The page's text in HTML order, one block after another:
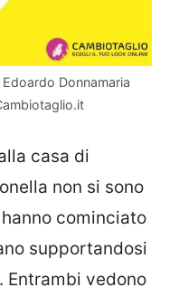
Donnamaria
casa di
non si sono
cominciato
supportandosi
Entrambi vedono